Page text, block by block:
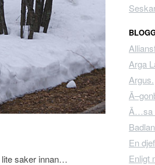
saker innan…
Arga
Argus.
Ã…sa
En
Enligt